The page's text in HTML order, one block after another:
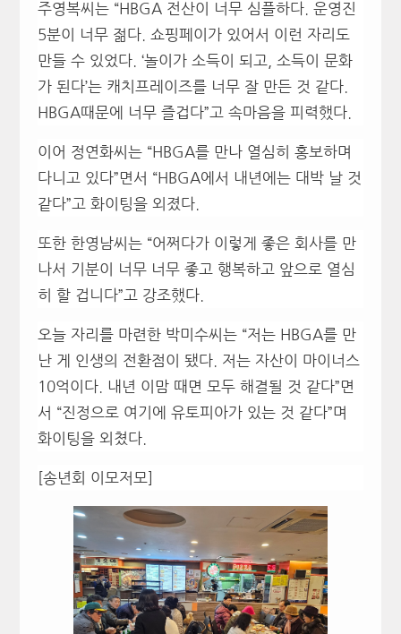
주영복씨는 “HBGA 전산이 너무 심플하다. 운영진
5분이 너무 젊다. 쇼핑페이가 있어서 이런 자리도
만들 수 있었다. ‘놀이가 소득이 되고, 소득이 문화
가 된다’는 캐치프레이즈를 너무 잘 만든 것 같다.
HBGA때문에 너무 즐겁다”고 속마음을 피력했다.
이어 정연화씨는 “HBGA를 만나 열심히 홍보하며
다니고 있다”면서 “HBGA에서 내년에는 대박 날 것
같다”고 화이팅을 외졌다.
또한 한영남씨는 “어쩌다가 이렇게 좋은 회사를 만
나서 기분이 너무 너무 좋고 행복하고 앞으로 열심
히 할 겁니다”고 강조했다.
오늘 자리를 마련한 박미수씨는 “저는 HBGA를 만
난 게 인생의 전환점이 됐다. 저는 자산이 마이너스
10억이다. 내년 이맘 때면 모두 해결될 것 같다”면
서 “진정으로 여기에 유토피아가 있는 것 같다”며
화이팅을 외쳤다.
[송년회 이모저모]